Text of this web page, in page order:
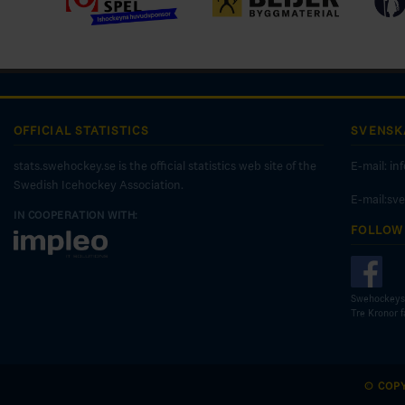
OFFICIAL STATISTICS
stats.swehockey.se is the official statistics web site of the
Swedish Icehockey Association.
IN COOPERATION WITH:
E-mail:
E-
Tre Kronor
©